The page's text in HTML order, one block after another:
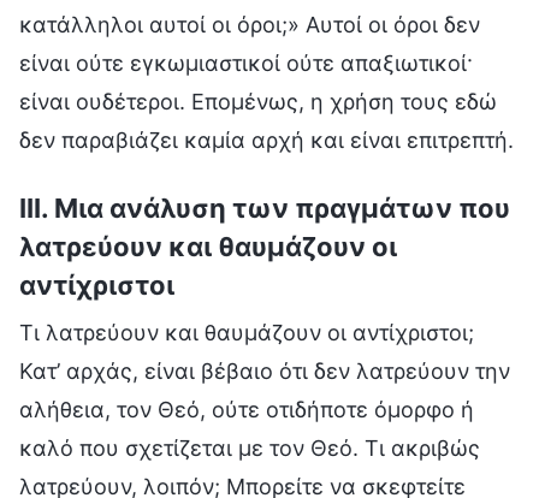
κατάλληλοι αυτοί οι όροι;» Αυτοί οι όροι δεν
είναι ούτε εγκωμιαστικοί ούτε απαξιωτικοί·
είναι ουδέτεροι. Επομένως, η χρήση τους εδώ
δεν παραβιάζει καμία αρχή και είναι επιτρεπτή.
III. Μια ανάλυση των πραγμάτων που
λατρεύουν και θαυμάζουν οι
αντίχριστοι
Τι λατρεύουν και θαυμάζουν οι αντίχριστοι;
Κατ’ αρχάς, είναι βέβαιο ότι δεν λατρεύουν την
αλήθεια, τον Θεό, ούτε οτιδήποτε όμορφο ή
καλό που σχετίζεται με τον Θεό. Τι ακριβώς
λατρεύουν, λοιπόν; Μπορείτε να σκεφτείτε